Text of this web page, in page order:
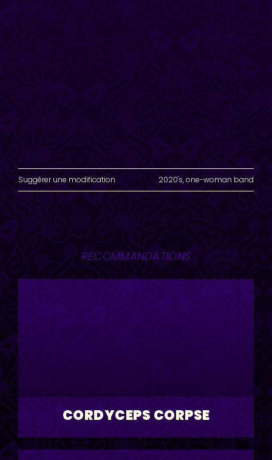
Suggérer une modification 2020's,one-woman band
RECOMMANDATIONS
CORDYCEPS CORPSE